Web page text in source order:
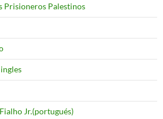
Prisioneros Palestinos
Jr.(portugués)